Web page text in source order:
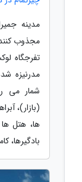
مدینه
مجذوب
تفرجگاه
مدرنیزه
شمار می
(بازار)،
ها، هتل ها
بادگیرها،